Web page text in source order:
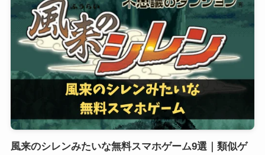
風来のシレンみたいな無料スマホゲーム9選｜類似ゲ